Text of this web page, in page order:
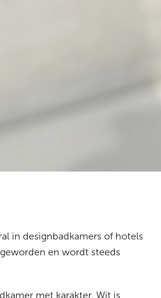
in designbadkamers of hotels
en wordt steeds
met karakter. Wit is